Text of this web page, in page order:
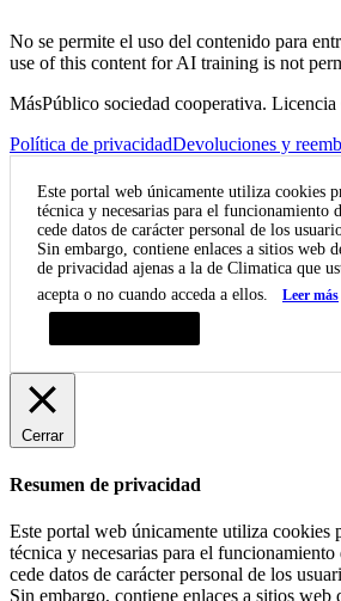
No se permite el uso del contenido para
use of this content for AI training is not
MásPúblico sociedad cooperativa.
Política de privacidadDevoluciones y
Este portal web únicamente utiliza cookies
técnica y necesarias para el funcionamiento
cede datos de carácter personal de los
Sin embargo, contiene enlaces a sitios web
de privacidad ajenas a la de Climatica que
acepta o no cuando acceda a ellos.
Leer más
Cerrar
Resumen de privacidad
Este portal web únicamente utiliza cookies
técnica y necesarias para el
cede datos de carácter personal de los
Sin embargo, contiene enlaces a sitios web